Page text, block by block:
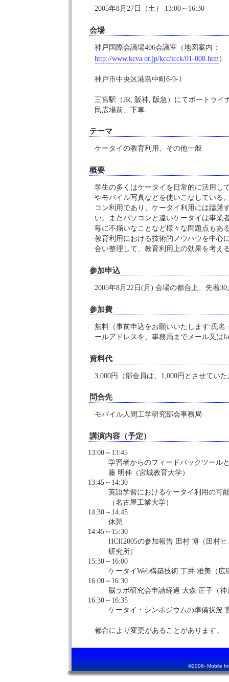
2005年8月27日（土） 13:00～16:30
会場
神戸国際会議場406会議室（地図案内：
http://www.kcva.or.jp/kcc/icck/01-008.htm ）
神戸市中央区港島中町6-9-1
三宮駅（JR, 阪神, 阪急）にてポートライ
民広場前」下車
テーマ
ケータイの教育利用、その他一般
概要
学生の多くはケータイを日常的に活用し
やモバイル写真などを使いこなしている
コン利用であり、ケータイ利用には躊躇
い。またパソコンと違いケータイは事業
毎に不揃いなことなど様々な問題点もあ
教育利用における技術的ノウハウを中心
合い整理して、教育利用上の効果を考え
参加申込
2005年8月22日(月) 会場の都合上、先着
参加費
無料（事前申込をお願いいたします:氏名
ールアドレスを、事務局までメール又は
資料代
3,000円（部会員は、1,000円とさせてい
問合先
モバイル人間工学研究部会事務局
講演内容（予定）
13:00～13:45
学習者からのフィードバックツール
藤 明伸（宮城教育大学）
13:45～14:30
英語学習におけるケータイ利用の可
（名古屋工業大学）
14:30～14:45
休憩
14:45～15:30
HCII2005の参加報告 田村 博（田村
研究所）
15:30～16:00
ケータイWeb構築技術 丁井 雅美（広
16:00～16:30
脳ラボ研究会申請経過 大森 正子（
16:30～16:35
ケータイ・シンポジウムの準備状況
都合により変更があることがあります。
©2006- Mobile